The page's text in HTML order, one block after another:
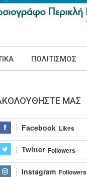
ΠΟΛΙΤΙΣΜΟΣ
ΜΑΣ
Facebook Likes
Twitter Followers
Instagram Followers